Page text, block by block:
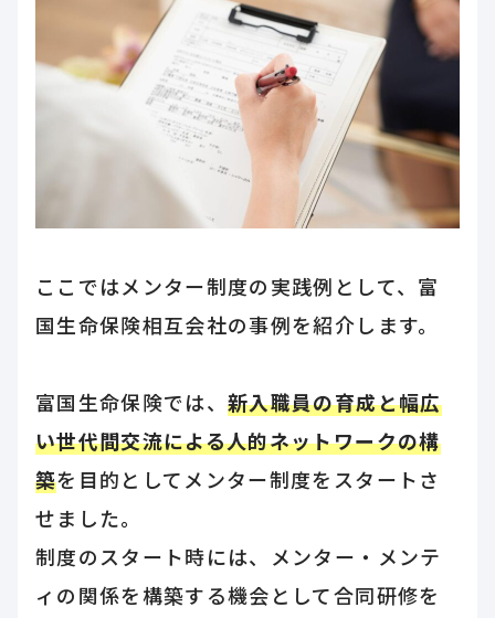
ここではメンター制度の実践例として、富
国生命保険相互会社の事例を紹介します。
富国生命保険では、新入職員の育成と幅広
い世代間交流による人的ネットワークの構
築を目的としてメンター制度をスタートさ
せました。
制度のスタート時には、メンター・メンテ
ィの関係を構築する機会として合同研修を